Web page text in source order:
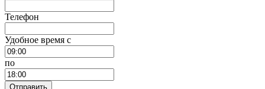
Телефон
Удобное время c
по
Отправить